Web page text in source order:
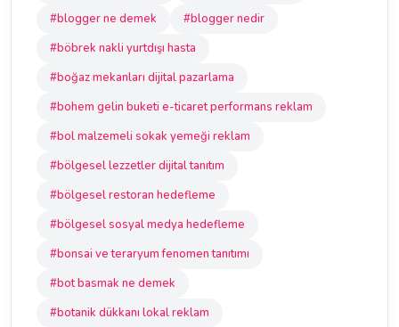
#blogger ne demek
#blogger nedir
#böbrek nakli yurtdışı hasta
#boğaz mekanları dijital pazarlama
#bohem gelin buketi e-ticaret performans reklam
#bol malzemeli sokak yemeği reklam
#bölgesel lezzetler dijital tanıtım
#bölgesel restoran hedefleme
#bölgesel sosyal medya hedefleme
#bonsai ve teraryum fenomen tanıtımı
#bot basmak ne demek
#botanik dükkanı lokal reklam